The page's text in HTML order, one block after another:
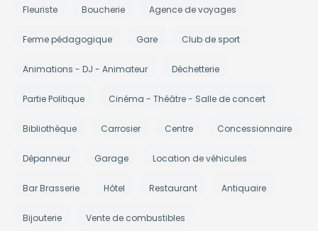
Fleuriste Boucherie Agence de voyages
Ferme pédagogique Gare Club de sport
Animations - DJ - Animateur Déchetterie
Partie Politique Cinéma - Théâtre - Salle de concert
Bibliothèque Carrosier Centre Concessionnaire
Dépanneur Garage Location de véhicules
Bar Brasserie Hôtel Restaurant Antiquaire
Bijouterie Vente de combustibles